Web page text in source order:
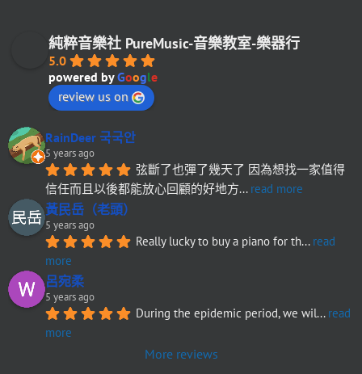
純粹音樂社 PureMusic-音樂教室-樂器行
5.0
powered byGoogle
review us on
RainDeer 국국안
5 years ago
弦斷了也彈了幾天了 因為想找一家值得
信任而且以後都能放心回顧的好地方... read more
黃民岳（老頭）
5 years ago
Really lucky to buy a piano for th... read
more
呂宛柔
5 years ago
During the epidemic period, we wil... read
more
More reviews